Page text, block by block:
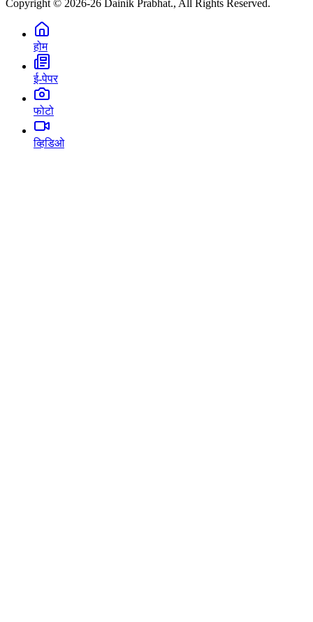
Copyright © 2026-26 Dainik Prabhat., All Rights Reserved.
होम
ई-पेपर
फोटो
व्हिडिओ